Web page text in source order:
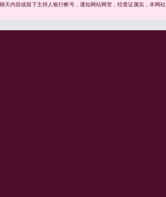
天内容或留下主持人银行帐号，通知网站网管，经查证属实，本网站